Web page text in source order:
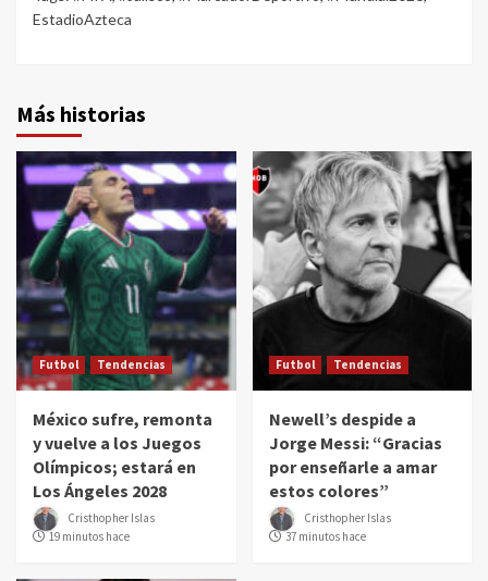
EstadioAzteca
Más historias
Futbol Tendencias
México sufre, remonta
y vuelve a los Juegos
Olímpicos; estará en
Los Ángeles 2028
Cristhopher Islas
19 minutos hace
Futbol Tendencias
Newell’s despide a
Jorge Messi: “Gracias
por enseñarle a amar
estos colores”
Cristhopher Islas
37 minutos hace